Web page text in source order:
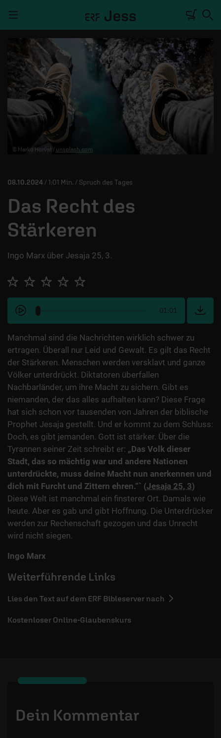
TALKWERK
REPORTAGE
RADIO
DEINE APP
MITMACHEN
ÜBER UNS
© Marko Horvat / unsplash.com
08.10.2024 / 1:01 Min. / Spruch des Tages
Das Recht des
Stärkeren
Ingo Marx über Jesaja 25, 3.
01:01
Manchmal sind die Nachrichten wirklich schwer zu
ertragen. Überall nur Leid und Gewalt. Es gilt das Recht
der Stärkeren. Menschen werden versklavt und ganze
Völker unterdrückt. Diktatoren überfallen
Nachbarländer, um ihre Macht zu sichern. Gibt es
niemanden, der das alles aufhalten kann? Diese Frage
hat sich schon vor tausenden von Jahren der biblische
Prophet Jesaja gestellt. Und er kommt zu dem Schluss:
Doch, es gibt jemanden. Gott ist stärker. Über die
Tyrannen seiner Zeit schreibt er: „Das Volk dieser
Stadt, das so mächtig war und andere Nationen
unterdrückte, muss deine Macht nun anerkennen und
dich mit Furcht und Zittern ehren.“` (Jesaja 25, 3)
Diese Welt ist manchmal ein finsterer Ort. Damals wie
heute. Aber es gab und gibt Hoffnung. Die Unterdrücker
werden zur Rechenschaft gezogen und das Unrecht
wird nicht siegen.
Ingo Marx
Weiterführende Links
Lies den Text auf dem ERF Bibleserver nach
Kostenloser Online-Glaubenskurs
Dein Kommentar